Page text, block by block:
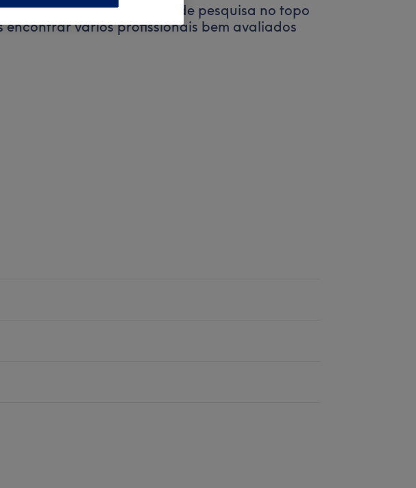
momento. Utiliza a barra de pesquisa no topo
encontrar vários profissionais bem avaliados